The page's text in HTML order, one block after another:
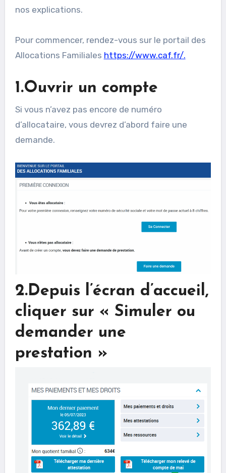
nos explications.
Pour commencer, rendez-vous sur le portail des
Allocations Familiales https://www.caf.fr/.
1.Ouvrir un compte
Si vous n’avez pas encore de numéro
d’allocataire, vous devrez d’abord faire une
demande.
2.Depuis l’écran d’accueil,
cliquer sur « Simuler ou
demander une
prestation »